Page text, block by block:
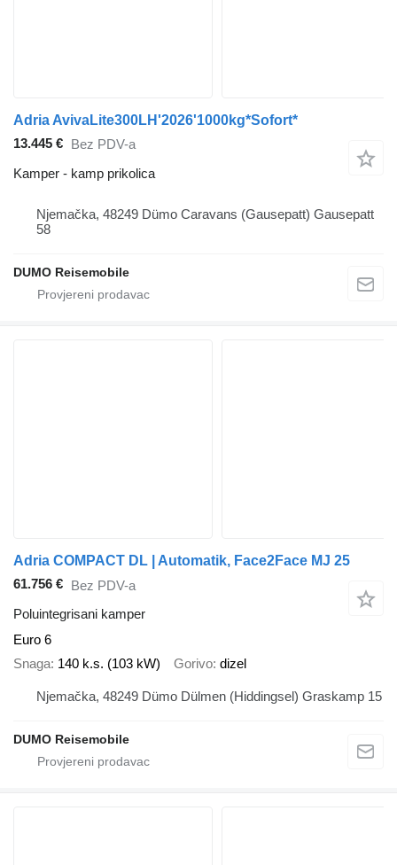
Adria AvivaLite300LH'2026'1000kg*Sofort*
13.445 €
Bez PDV-a
Kamper - kamp prikolica
Njemačka, 48249 Dümo Caravans (Gausepatt) Gausepatt
58
DUMO Reisemobile
Adria COMPACT DL | Automatik, Face2Face MJ 25
61.756 € Bez PDV-a
Poluintegrisani kamper
Euro 6
Snaga 140 k.s. (103 kW) Gorivo dizel
Njemačka, 48249 Dümo Dülmen (Hiddingsel) Graskamp 15
DUMO Reisemobile